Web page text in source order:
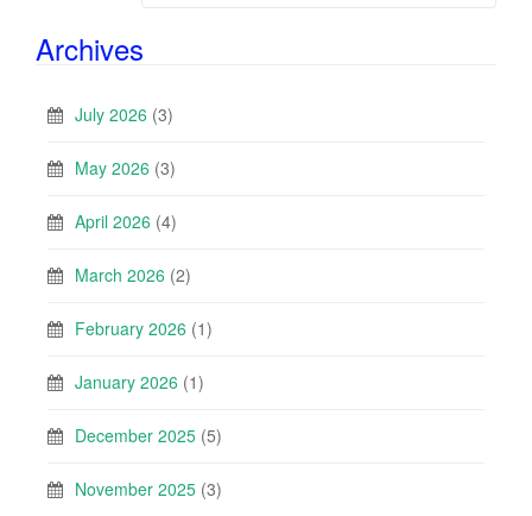
Archives
July 2026 (3)
May 2026 (3)
April 2026 (4)
March 2026 (2)
February 2026 (1)
January 2026 (1)
December 2025 (5)
November 2025 (3)